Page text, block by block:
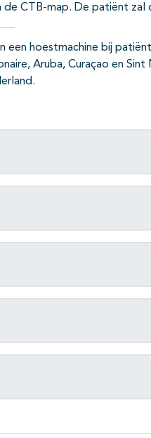
de CTB-map. De patiënt
een hoestmachine bij
Aruba, Curaçao en